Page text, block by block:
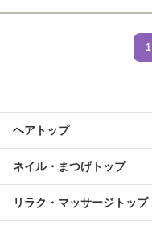
1
ヘアトップ
ネイル・まつげトップ
リラク・マッサージトップ